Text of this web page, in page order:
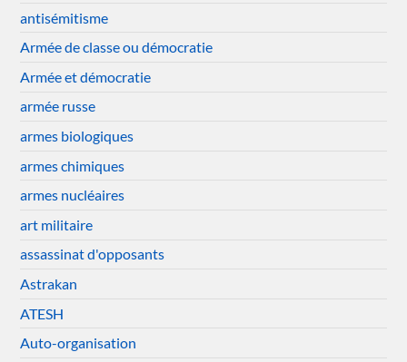
antisémitisme
Armée de classe ou démocratie
Armée et démocratie
armée russe
armes biologiques
armes chimiques
armes nucléaires
art militaire
assassinat d'opposants
Astrakan
ATESH
Auto-organisation